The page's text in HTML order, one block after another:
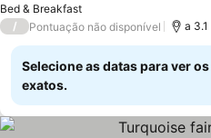
Bed & Breakfast
Ver preços
/ Pontuação não disponível a
Selecione as datas para ver
exatos.